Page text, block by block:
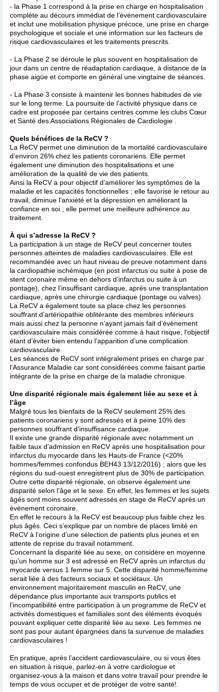
- la Phase 1 correspond à la prise en charge en hospitalisation
complète au décours immédiat de l’événement cardiovasculaire
et inclut une mobilisation physique précoce, une prise en charge
psychologique et sociale et une information sur les facteurs de
risque cardiovasculaires et les traitements prescrits.
- La Phase 2 se déroule le plus souvent en hospitalisation de
jour dans un centre de réadaptation cardiaque, à distance de la
phase aigüe et comporte en général une vingtaine de séances.
- La Phase 3 consiste à maintenir les bonnes habitudes de vie
sur le long terme. La poursuite de l’activité physique dans ce
cadre est proposée par certains centres comme les clubs Cœur
et Santé des Associations Régionales de Cardiologie .
Quels bénéfices de la ReCV ?
La ReCV permet une diminution de la mortalité cardiovasculaire
d’environ 26% chez les patients coronariens. Elle permet
également une diminution des hospitalisations et une
amélioration de la qualité de vie des patients.
Ainsi la ReCV a pour objectif d’améliorer les symptômes de la
maladie et les capacités fonctionnelles ; elle favorise le retour au
travail, diminue l’anxiété et la dépression en améliorant la
confiance en soi ; elle permet une meilleure adhérence au
traitement.
À qui s’adresse la ReCV ?
La participation à un stage de ReCV peut concerner toutes
personnes atteintes de maladies cardiovasculaires. Elle est
recommandée avec un haut niveau de preuve notamment dans
la cardiopathie ischémique (en post infarctus ou suite à pose de
stent coronaire même en dehors d’infarctus ou suite à un
pontage), chez l’insuffisant cardiaque, après une transplantation
cardiaque, après une chirurgie cardiaque (pontage ou valves).
La ReCV a également toute sa place chez les personnes
souffrant d’artériopathie oblitérante des membres inférieurs
mais aussi chez la personne n’ayant jamais fait d’évènement
cardiovasculaire mais considérée comme à haut risque, l’objectif
étant d’éviter bien entendu l’apparition d’une complication
cardiovasculaire.
Les séances de ReCV sont intégralement prises en charge par
l’Assurance Maladie car sont considérées comme faisant partie
intégrante de la prise en charge de la maladie chronique.
Une disparité régionale mais également liée au sexe et à
l’âge
Malgré tous les bienfaits de la ReCV seulement 25% des
patients coronariens y sont adressés et à peine 10% des
personnes souffrant d’insuffisance cardiaque.
Il existe une grande disparité régionale avec notamment un
faible taux d’admission en ReCV après une hospitalisation pour
infarctus du myocarde dans les Hauts-de France (<20%
hommes/femmes confondus BEH43 13/12/2016) ; alors que les
régions du sud-ouest enregistrent plus de 30% de participation.
Outre cette disparité régionale, on observe également une
disparité selon l’âge et le sexe. En effet, les femmes et les sujets
âgés sont moins souvent adressés en stage de ReCV après un
évènement coronaire.
En effet le recours à la ReCV est beaucoup plus faible chez les
plus âgés. Ceci s’explique par un nombre de places limité en
ReCV à l’origine d’une sélection de patients plus jeunes et en
attente de reprise du travail notamment.
Concernant la disparité liée au sexe, on considère en moyenne
qu’un homme sur 3 est adressé en ReCV après un infarctus du
myocarde versus 1 femme sur 5. Cette disparité homme/femme
serait liée à des facteurs sociaux et sociétaux. Un
environnement majoritairement masculin en ReCV, une
dépendance plus importante aux transports publics et
l’incompatibilité entre participation à un programme de ReCV et
activités domestiques et familiales sont des éléments évoqués
pouvant expliquer cette disparité liée au sexe. Les femmes ne
sont pas pour autant épargnées dans la survenue de maladies
cardiovasculaires !
En pratique, après l’accident cardiovasculaire, ou si vous êtes
en situation à risque, parlez-en à votre cardiologue et
organisez-vous à la maison et dans votre travail pour prendre le
temps de vous occuper et de protéger de votre santé!.